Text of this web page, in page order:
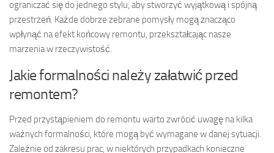
ograniczać się do jednego stylu, aby stworzyć wyjątkową i spójną
przestrzeń. Każde dobrze zebrane pomysły mogą znacząco
wpłynąć na efekt końcowy remontu, przekształcając nasze
marzenia w rzeczywistość.
Jakie formalności należy załatwić przed
remontem?
Przed przystąpieniem do remontu warto zwrócić uwagę na kilka
ważnych formalności, które mogą być wymagane w danej sytuacji.
Zależnie od zakresu prac, w niektórych przypadkach konieczne